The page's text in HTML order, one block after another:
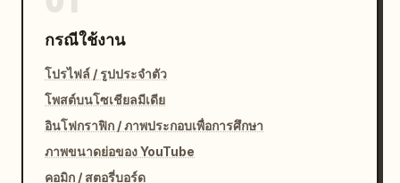
กรณีใช้งาน
โปรไฟล์ / รูปประจำตัว
โพสต์บนโซเชียลมีเดีย
อินโฟกราฟิก / ภาพประกอบเพื่อการศึกษา
ภาพขนาดย่อของ YouTube
คอมิก / สตอรี่บอร์ด